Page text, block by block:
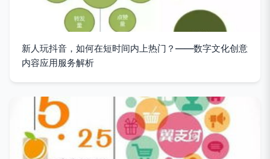
新人玩抖音，如何在短时间内上热门？——数字文化创意
内容应用服务解析